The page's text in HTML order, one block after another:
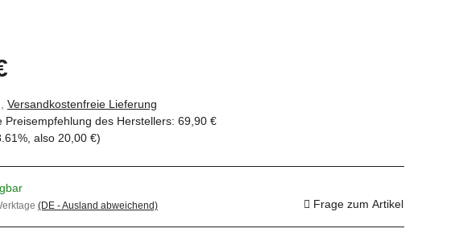
Versandkostenfreie Lieferung
Preisempfehlung des Herstellers: 69,90 €
, also 20,00 €)
(DE - Ausland abweichend) Frage zum Artikel